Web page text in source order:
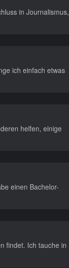
in Journalismus,
ich einfach etwas
helfen, einige
einen Bachelor-
findet. Ich tauche in